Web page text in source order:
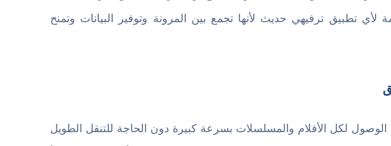
تطبيق ترفيهي حديث لأنها تجمع بين المرونة وتوفير البيانات وتمنح
لكل الأفلام والمسلسلات بسرعة كبيرة دون الحاجة للتنقل الطويل